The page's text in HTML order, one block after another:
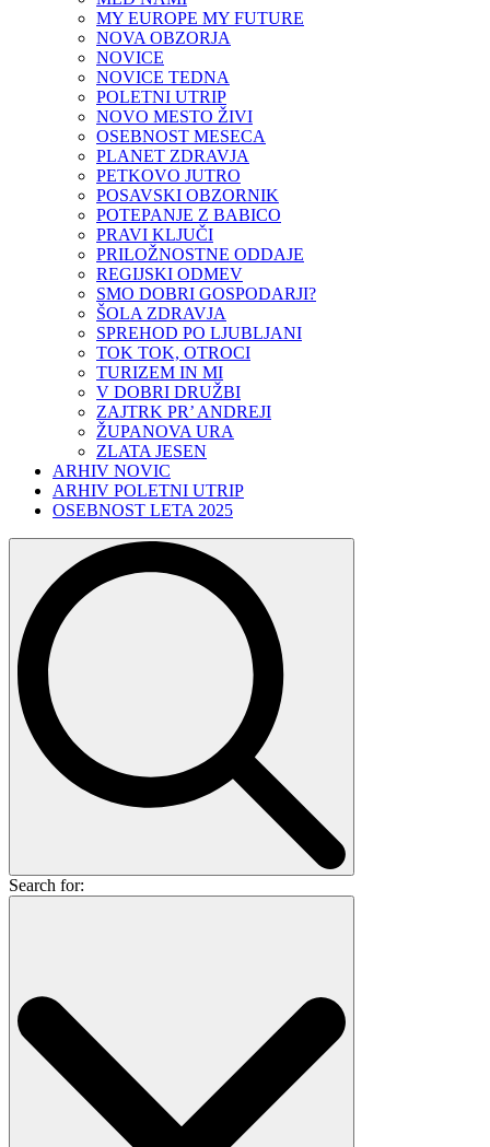
MY EUROPE MY FUTURE
NOVA OBZORJA
NOVICE
NOVICE TEDNA
POLETNI UTRIP
NOVO MESTO ŽIVI
OSEBNOST MESECA
PLANET ZDRAVJA
PETKOVO JUTRO
POSAVSKI OBZORNIK
POTEPANJE Z BABICO
PRAVI KLJUČI
PRILOŽNOSTNE ODDAJE
REGIJSKI ODMEV
SMO DOBRI GOSPODARJI?
ŠOLA ZDRAVJA
SPREHOD PO LJUBLJANI
TOK TOK, OTROCI
TURIZEM IN MI
V DOBRI DRUŽBI
ZAJTRK PR’ ANDREJI
ŽUPANOVA URA
ZLATA JESEN
ARHIV NOVIC
ARHIV POLETNI UTRIP
OSEBNOST LETA 2025
Search for: